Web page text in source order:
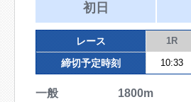
初日
レース 1R
締切予定時刻 10:33
一般 1800m